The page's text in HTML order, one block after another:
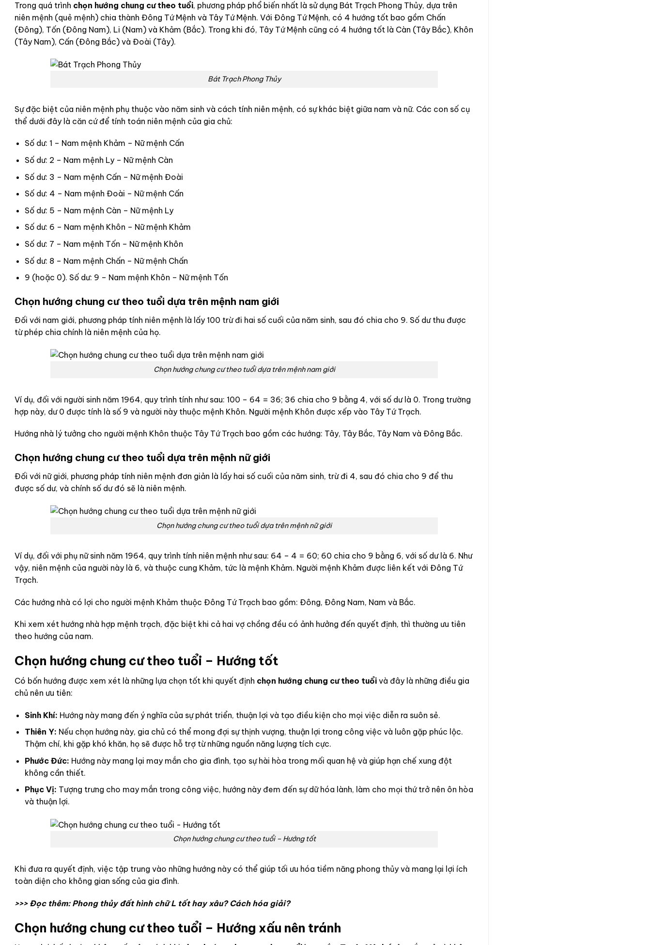
Trong quá trình chọn hướng chung cư theo tuổi, phương pháp phổ biến nhất là sử dụng Bát Trạch Phong Thủy, dựa trên
niên mệnh (quẻ mệnh) chia thành Đông Tứ Mệnh và Tây Tứ Mệnh. Với Đông Tứ Mệnh, có 4 hướng tốt bao gồm Chấn
(Đông), Tốn (Đông Nam), Li (Nam) và Khảm (Bắc). Trong khi đó, Tây Tứ Mệnh cũng có 4 hướng tốt là Càn (Tây Bắc), Khôn
(Tây Nam), Cấn (Đông Bắc) và Đoài (Tây).
Bát Trạch Phong Thủy
Sự đặc biệt của niên mệnh phụ thuộc vào năm sinh và cách tính niên mệnh, có sự khác biệt giữa nam và nữ. Các con số cụ
thể dưới đây là căn cứ để tính toán niên mệnh của gia chủ:
Số dư: 1 – Nam mệnh Khảm – Nữ mệnh Cấn
Số dư: 2 – Nam mệnh Ly – Nữ mệnh Càn
Số dư: 3 – Nam mệnh Cấn – Nữ mệnh Đoài
Số dư: 4 – Nam mệnh Đoài – Nữ mệnh Cấn
Số dư: 5 – Nam mệnh Càn – Nữ mệnh Ly
Số dư: 6 – Nam mệnh Khôn – Nữ mệnh Khảm
Số dư: 7 – Nam mệnh Tốn – Nữ mệnh Khôn
Số dư: 8 – Nam mệnh Chấn – Nữ mệnh Chấn
9 (hoặc 0). Số dư: 9 – Nam mệnh Khôn – Nữ mệnh Tốn
Chọn hướng chung cư theo tuổi dựa trên mệnh nam giới
Đối với nam giới, phương pháp tính niên mệnh là lấy 100 trừ đi hai số cuối của năm sinh, sau đó chia cho 9. Số dư thu được
từ phép chia chính là niên mệnh của họ.
Chọn hướng chung cư theo tuổi dựa trên mệnh nam giới
Ví dụ, đối với người sinh năm 1964, quy trình tính như sau: 100 – 64 = 36; 36 chia cho 9 bằng 4, với số dư là 0. Trong trường
hợp này, dư 0 được tính là số 9 và người này thuộc mệnh Khôn. Người mệnh Khôn được xếp vào Tây Tứ Trạch.
Hướng nhà lý tưởng cho người mệnh Khôn thuộc Tây Tứ Trạch bao gồm các hướng: Tây, Tây Bắc, Tây Nam và Đông Bắc.
Chọn hướng chung cư theo tuổi dựa trên mệnh nữ giới
Đối với nữ giới, phương pháp tính niên mệnh đơn giản là lấy hai số cuối của năm sinh, trừ đi 4, sau đó chia cho 9 để thu
được số dư, và chính số dư đó sẽ là niên mệnh.
Chọn hướng chung cư theo tuổi dựa trên mệnh nữ giới
Ví dụ, đối với phụ nữ sinh năm 1964, quy trình tính niên mệnh như sau: 64 – 4 = 60; 60 chia cho 9 bằng 6, với số dư là 6. Như
vậy, niên mệnh của người này là 6, và thuộc cung Khảm, tức là mệnh Khảm. Người mệnh Khảm được liên kết với Đông Tứ
Trạch.
Các hướng nhà có lợi cho người mệnh Khảm thuộc Đông Tứ Trạch bao gồm: Đông, Đông Nam, Nam và Bắc.
Khi xem xét hướng nhà hợp mệnh trạch, đặc biệt khi cả hai vợ chồng đều có ảnh hưởng đến quyết định, thì thường ưu tiên
theo hướng của nam.
Chọn hướng chung cư theo tuổi – Hướng tốt
Có bốn hướng được xem xét là những lựa chọn tốt khi quyết định chọn hướng chung cư theo tuổi và đây là những điều gia
chủ nên ưu tiên:
Sinh Khí: Hướng này mang đến ý nghĩa của sự phát triển, thuận lợi và tạo điều kiện cho mọi việc diễn ra suôn sẻ.
Thiên Y: Nếu chọn hướng này, gia chủ có thể mong đợi sự thịnh vượng, thuận lợi trong công việc và luôn gặp phúc lộc.
Thậm chí, khi gặp khó khăn, họ sẽ được hỗ trợ từ những nguồn năng lượng tích cực.
Phước Đức: Hướng này mang lại may mắn cho gia đình, tạo sự hài hòa trong mối quan hệ và giúp hạn chế xung đột
không cần thiết.
Phục Vị: Tượng trưng cho may mắn trong công việc, hướng này đem đến sự dữ hóa lành, làm cho mọi thứ trở nên ôn hòa
và thuận lợi.
Chọn hướng chung cư theo tuổi – Hướng tốt
Khi đưa ra quyết định, việc tập trung vào những hướng này có thể giúp tối ưu hóa tiềm năng phong thủy và mang lại lợi ích
toàn diện cho không gian sống của gia đình.
>>> Đọc thêm: Phong thủy đất hình chữ L tốt hay xâu? Cách hóa giải?
Chọn hướng chung cư theo tuổi – Hướng xấu nên tránh